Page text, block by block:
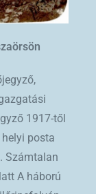
1917-től
posta
Számtalan
A háború